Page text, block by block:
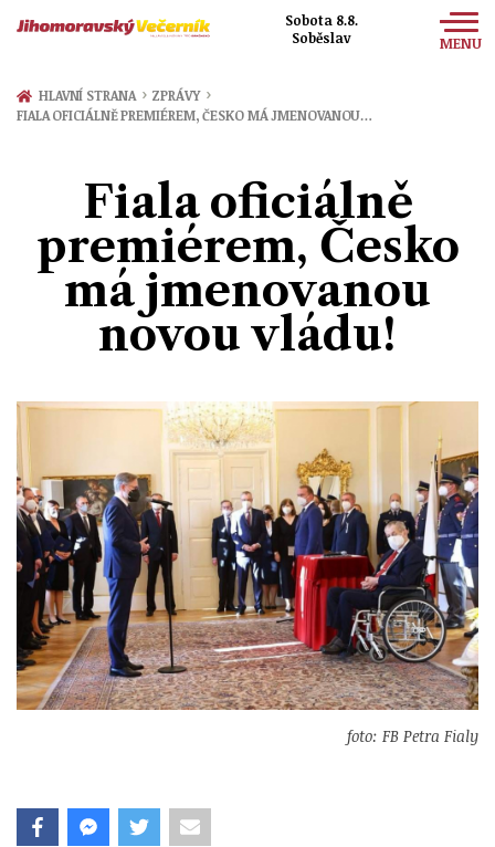
Sobota 8.8.
Soběslav
MENU
Zprávy
Kultura
Společnost
HLAVNÍ STRANA › ZPRÁVY ›
FIALA OFICIÁLNĚ PREMIÉREM, ČESKO MÁ JMENOVANOU…
Fiala oficiálně
premiérem, Česko
má jmenovanou
novou vládu!
foto: FB Petra Fialy